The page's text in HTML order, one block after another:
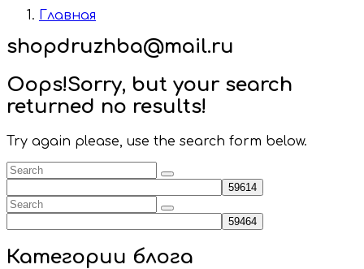
Главная
shopdruzhba@mail.ru
Oops!Sorry, but your search
returned no results!
Try again please, use the search form below.
Категории блога